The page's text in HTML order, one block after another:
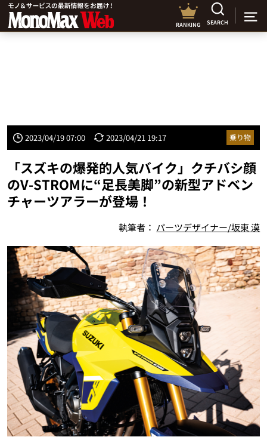
RANKING SEARCH
2023/04/19 07:00 2023/04/21 19:17 乗り物
「スズキの爆発的人気バイク」クチバシ顔
のV-STROMに“足長美脚”の新型アドベン
チャーツアラーが登場！
執筆者： パーツデザイナー/坂東 漠